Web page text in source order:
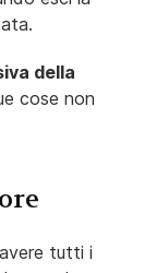
della
cose non
tutti i